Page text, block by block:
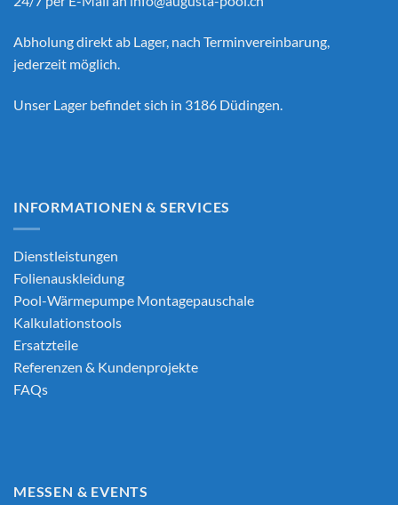
Abholung direkt ab Lager, nach Terminvereinbarung,
jederzeit möglich.
Unser Lager befindet sich in 3186 Düdingen.
INFORMATIONEN & SERVICES
Dienstleistungen
Folienauskleidung
Pool-Wärmepumpe Montagepauschale
Kalkulationstools
Ersatzteile
Referenzen & Kundenprojekte
FAQs
MESSEN & EVENTS